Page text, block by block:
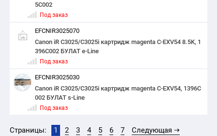
5C002
Под заказ
EFCNIR3025070
Canon iR C3025/C3025i картридж magenta С-EXV54 8.5K, 1
396C002 БУЛАТ e-Line
Под заказ
EFCNIR3025030
Canon iR C3025/C3025i картридж magenta С-EXV54, 1396C
002 БУЛАТ s-Line
Под заказ
Страницы: 1 2 3 4 5 6 7 Следующая